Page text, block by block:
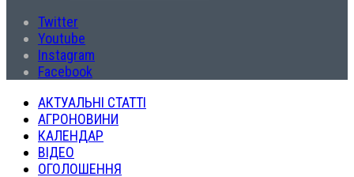
Twitter
Youtube
Instagram
Facebook
АКТУАЛЬНІ СТАТТІ
АГРОНОВИНИ
КАЛЕНДАР
ВІДЕО
ОГОЛОШЕННЯ